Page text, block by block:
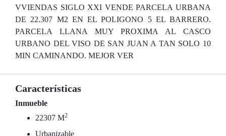
VVIENDAS SIGLO XXI VENDE PARCELA URBANA
DE 22.307 M2 EN EL POLIGONO 5 EL BARRERO.
PARCELA LLANA MUY PROXIMA AL CASCO
URBANO DEL VISO DE SAN JUAN A TAN SOLO 10
MIN CAMINANDO. MEJOR VER
Características
Inmueble
22307 M2
Urbanizable